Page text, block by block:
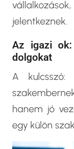
jelentkeznek.
Az igazi
dolgokat
A
hanem jó
egy külön